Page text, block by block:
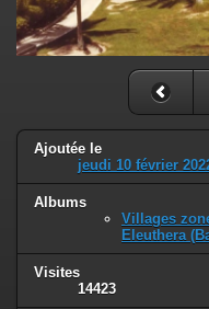
Ajoutée le
jeudi 10 février
Albums
Villages
Eleuthera
Visites
14423